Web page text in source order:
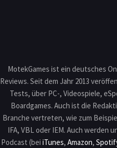
MotekGames ist ein deutsches
Reviews. Seit dem Jahr 2013
Tests, über PC-, Videospiele,
Boardgames. Auch ist die
Branche vertreten, wie zum
IFA, VBL oder IEM. Auch werden
Podcast (bei iTunes, Amazon,